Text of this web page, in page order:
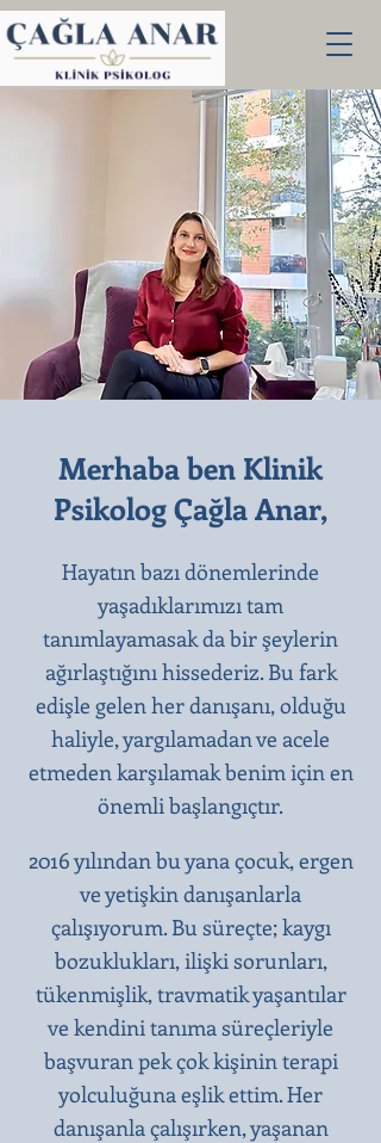
Merhaba ben Klinik
Psikolog Çağla Anar,
Hayatın bazı dönemlerinde
yaşadıklarımızı tam
tanımlayamasak da bir şeylerin
ağırlaştığını hissederiz. Bu fark
edişle gelen her danışanı, olduğu
haliyle, yargılamadan ve acele
etmeden karşılamak benim için en
önemli başlangıçtır.​
2016 yılından bu yana çocuk, ergen
ve yetişkin danışanlarla
çalışıyorum. Bu süreçte; kaygı
bozuklukları, ilişki sorunları,
tükenmişlik, travmatik yaşantılar
ve kendini tanıma süreçleriyle
başvuran pek çok kişinin terapi
yolculuğuna eşlik ettim. Her
danışanla çalışırken, yaşanan